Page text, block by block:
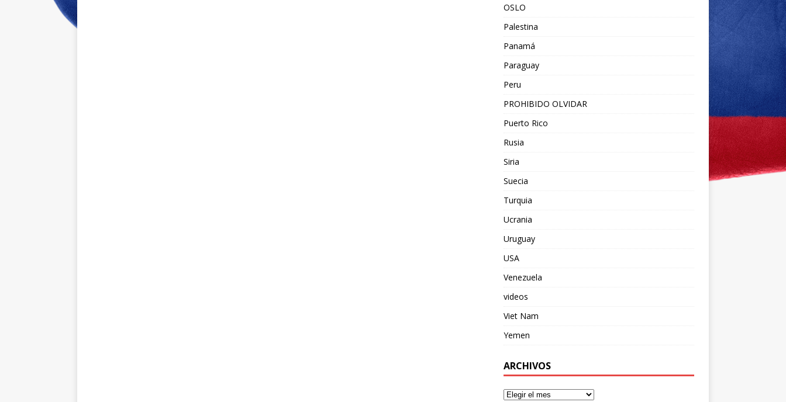
OSLO
Palestina
Panamá
Paraguay
Peru
PROHIBIDO OLVIDAR
Puerto Rico
Rusia
Siria
Suecia
Turquia
Ucrania
Uruguay
USA
Venezuela
videos
Viet Nam
Yemen
ARCHIVOS